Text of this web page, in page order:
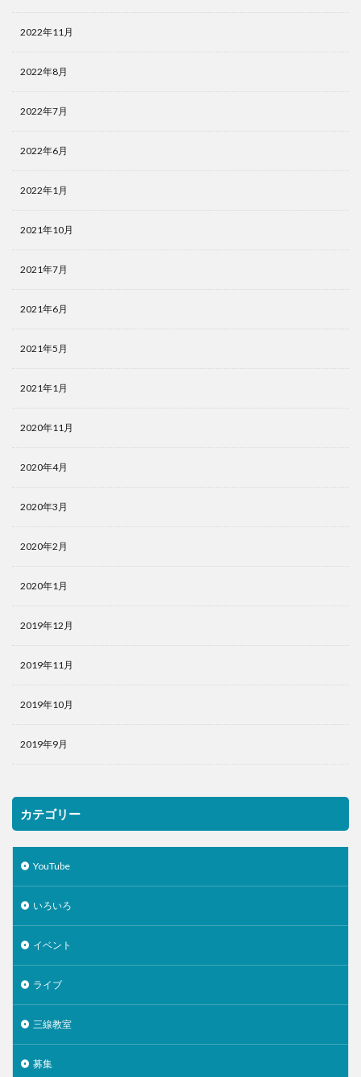
2022年11月
2022年8月
2022年7月
2022年6月
2022年1月
2021年10月
2021年7月
2021年6月
2021年5月
2021年1月
2020年11月
2020年4月
2020年3月
2020年2月
2020年1月
2019年12月
2019年11月
2019年10月
2019年9月
カテゴリー
YouTube
いろいろ
イベント
ライブ
三線教室
募集